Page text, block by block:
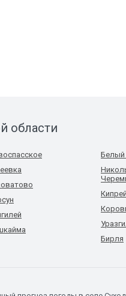
области
Белый
Бирля